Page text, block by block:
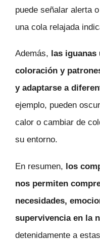
puede señalar alerta
una cola relajada
Además, las
coloración y
y adaptarse a
ejemplo, pueden
calor o cambiar de
su entorno.
En resumen, los
nos permiten
necesidades,
supervivencia en la
detenidamente a